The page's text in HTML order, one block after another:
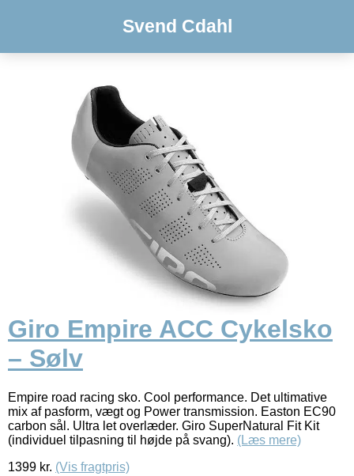
Svend Cdahl
Giro Empire ACC Cykelsko
– Sølv
Empire road racing sko. Cool performance. Det ultimative
mix af pasform, vægt og Power transmission. Easton EC90
carbon sål. Ultra let overlæder. Giro SuperNatural Fit Kit
(individuel tilpasning til højde på svang). (Læs mere)
1399 kr. (Vis fragtpris)